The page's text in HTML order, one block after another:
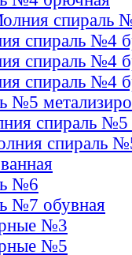
спираль
спираль №4
спираль №4
спираль №4
№5
спираль №5
спираль
№6
№7 обувная
№3
№5